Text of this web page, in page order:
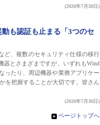
(2026年7月30日)
も認証も止まる「3つのセ
ど、複数のセキュリティ仕様の移行
とさまざまですが、いずれもWind
ったり、周辺機器や業務アプリケー
を把握することが大切です。皆さん
(2026年7月30日)
» ページトップへ